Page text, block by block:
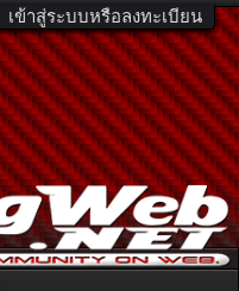
เข้าสู่ระบบหรือลงทะเบียน